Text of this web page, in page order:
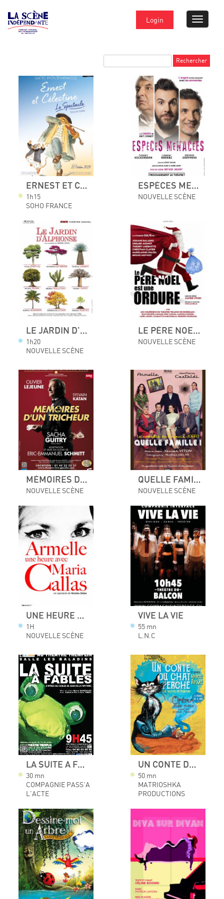
Login
ERNEST ET CÉLESTINE LE SPECTACLE TOUS EN SCÈNE
1h15
SOHO FRANCE
ESPÈCES MENACÉES
NOUVELLE SCÈNE
LE JARDIN D'ALPHONSE
1h20
NOUVELLE SCÈNE
LE PÈRE NOEL EST UNE ORDURE
NOUVELLE SCÈNE
MÉMOIRES D'UN TRICHEUR
NOUVELLE SCÈNE
QUELLE FAMILLE !
NOUVELLE SCÈNE
UNE HEURE AVEC MARIA CALLAS
1H
NOUVELLE SCÈNE
VIVE LA VIE
55 mn
L.N.C
LA SUITE A FABLES
30 mn
COMPAGNIE PASS'A
L'ACTE
UN CONTE DU CHAT PERCHÉ
50 mn
MATRIOSHKA
PRODUCTIONS